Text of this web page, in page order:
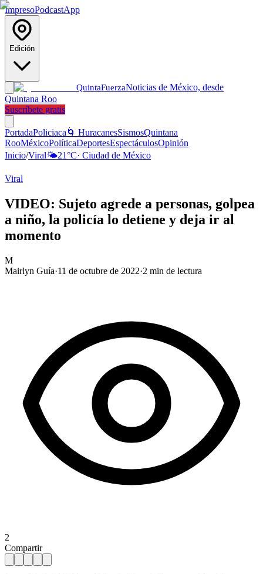
ImpresoPodcastApp
Edición
QuintaFuerzaNoticias de México, desde
Quintana Roo
Suscríbete gratis
PortadaPoliciaca 🌀 HuracanesSismosQuintana
RooMéxicoPolíticaDeportesEspectáculosOpinión
Inicio/Viral🌤️21°C· Ciudad de México
Viral
VIDEO: Sujeto agrede a personas, golpea
a niño, la policía lo detiene y deja ir al
momento
M
Mairlyn Guía·11 de octubre de 2022·2 min de lectura
2
Compartir